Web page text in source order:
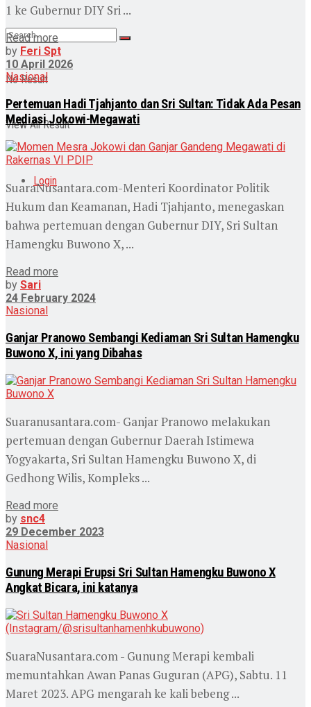
No Result
View All Result
Login
1 ke Gubernur DIY Sri ...
Read more
by Feri Spt
10 April 2026
Nasional
Pertemuan Hadi Tjahjanto dan Sri Sultan: Tidak Ada Pesan
Mediasi Jokowi-Megawati
SuaraNusantara.com-Menteri Koordinator Politik
Hukum dan Keamanan, Hadi Tjahjanto, menegaskan
bahwa pertemuan dengan Gubernur DIY, Sri Sultan
Hamengku Buwono X, ...
Read more
by Sari
24 February 2024
Nasional
Ganjar Pranowo Sembangi Kediaman Sri Sultan Hamengku
Buwono X, ini yang Dibahas
Suaranusantara.com- Ganjar Pranowo melakukan
pertemuan dengan Gubernur Daerah Istimewa
Yogyakarta, Sri Sultan Hamengku Buwono X, di
Gedhong Wilis, Kompleks ...
Read more
by snc4
29 December 2023
Nasional
Gunung Merapi Erupsi Sri Sultan Hamengku Buwono X
Angkat Bicara, ini katanya
SuaraNusantara.com - Gunung Merapi kembali
memuntahkan Awan Panas Guguran (APG), Sabtu. 11
Maret 2023. APG mengarah ke kali bebeng ...